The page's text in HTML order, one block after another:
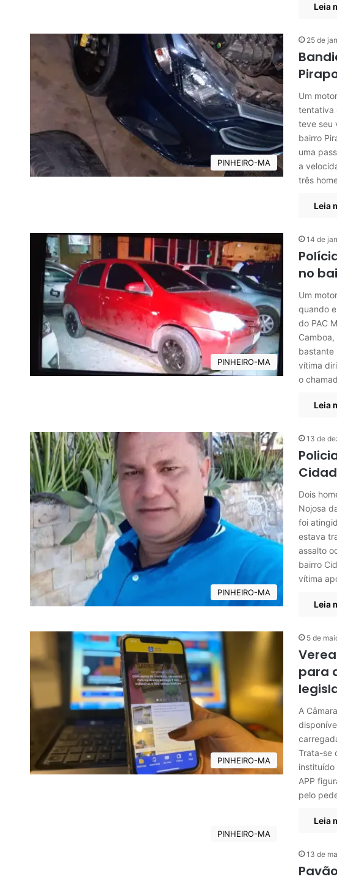
Leia
PINHEIRO-MA
25 de
Um
tentativa
teve seu
bairro
uma
a
três
Leia
PINHEIRO-MA
14 de
no
Um
quando
do PAC
bastante
vítima
o
Leia
PINHEIRO-MA
13 de
Dois
Nojosa
foi
estava
assalto
bairro
vítima
Leia
PINHEIRO-MA
5 de
para
A
Trata-se
instituído
APP
pelo
Leia
PINHEIRO-MA
13 de